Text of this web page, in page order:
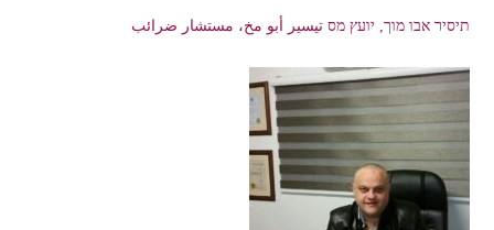
תיסיר אבו מוך, יועץ מס تيسير أبو مخ، مستشار ضرائب